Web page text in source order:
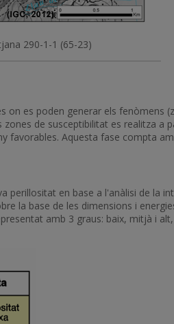
290-1-1 (65-23)
on es poden generar els
de susceptibilitat es realitza
favorables. Aquesta fase compta
perillositat en base a l'anàlisi de
la base de les dimensions i
amb 3 graus: baix, mitjà i